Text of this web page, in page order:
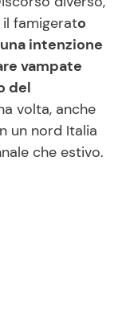
il famigerato
intenzione
vampate
del
volta, anche
un nord Italia
che estivo.